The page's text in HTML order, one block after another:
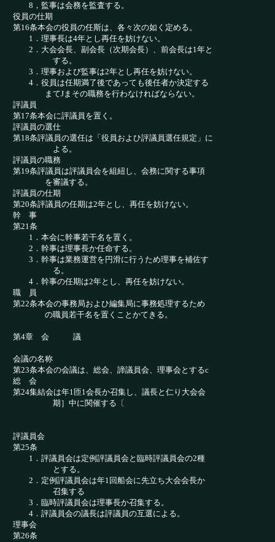
8，監事は会務を監査する。
役員の仕期
第16条本会の役員の任斯は、各々次の如く定める。
1．理事長は4年とし再任を妨けない。
2．大会会長、副会長（次期会長）、前会長は1年と
する。
3．理事および監事は2年とし再任を妨けない。
4．役員は任期満了後であっても後任者か決定する
まてJまその職務を行わなければならない。
評議員
第17条本会に評議員を置く。
評議員の選仕
第18条評議員の選任は「役員およひ評議員選任規定」に
よる。
評議員の職務
第19条評議員は評議員会を組紐し、会務に関する事項
を審議する。
評議員の仕期
第20条評議員の任期は2年とし、再任を妨けない。
幹 事
第21条
1．本会に幹事若干名を置く。
2．幹事は理事長か任命する。
3．幹事は業務運営を円滑に行うため理事を補佐す
る。
4．幹事の任期は2年とし、再任を妨けない。
職 員
第22条本会の事務局およひ編集局に事務処理するため
の職員若干名を置くことかてきる。
第4章 会 議
会議の名称
第23条本会の会議は、総会、諦議員会、理事会とするc
総 会
第24集結会は年1匝1会長か召集し、議長と仁り大会会
期］中に関催する〔
評議員会
第25条
1．評議員会は定例評議員会と臨時評議員会の2種
とする。
2．定例評議員会は年1回船会に先立ち大会会長か
召集する
3．臨時評議員会は理事長か召集する。
4．評議員会の議長は評議員の互選による。
理事会
第26条